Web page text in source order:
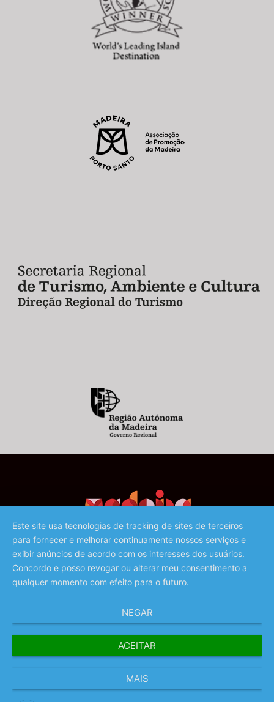
©️ 2023 - Associação de Promoção da Madeira
Este site usa tecnologias de tracking de sites de terceiros
para fornecer e melhorar continuamente nossos serviços e
exibir anúncios de acordo com os interesses dos usuários.
Concordo e posso revogar ou alterar meu consentimento a
qualquer momento com efeito para o futuro.
NEGAR
ACEITAR
MAIS